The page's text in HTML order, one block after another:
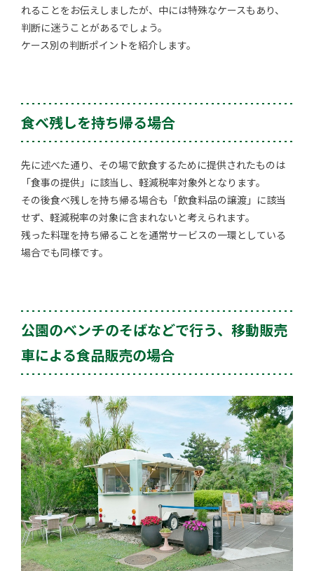
れることをお伝えしましたが、中には特殊なケースもあり、
判断に迷うことがあるでしょう。
ケース別の判断ポイントを紹介します。
食べ残しを持ち帰る場合
先に述べた通り、その場で飲食するために提供されたものは
「食事の提供」に該当し、軽減税率対象外となります。
その後食べ残しを持ち帰る場合も「飲食料品の譲渡」に該当
せず、軽減税率の対象に含まれないと考えられます。
残った料理を持ち帰ることを通常サービスの一環としている
場合でも同様です。
公園のベンチのそばなどで行う、移動販売
車による食品販売の場合